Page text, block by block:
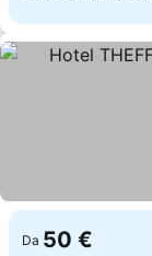
Da 50 €